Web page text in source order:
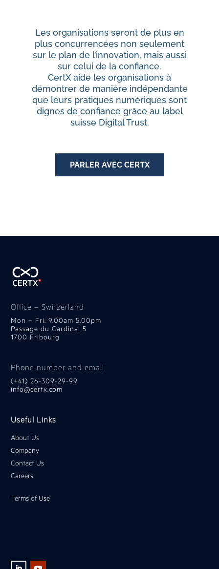
Les organisations seront de plus en
plus concurrencées non seulement
sur le plan de l’innovation, mais aussi
sur celui de la confiance.
CertX aide les organisations à
démontrer de manière indépendante
que leurs pratiques numériques sont
dignes de confiance grâce au label
suisse Digital Trust.
PARLER AVEC CERTX
Office – Switzerland
Mon – Fri: 9.00am 5.00pm
Passage du Cardinal 5
1700 Fribourg
Phone number and email
(+41) 26-309-29-99
info@certx.com
Useful Links
About Us
Company
Contact Us
Careers
Terms of Use